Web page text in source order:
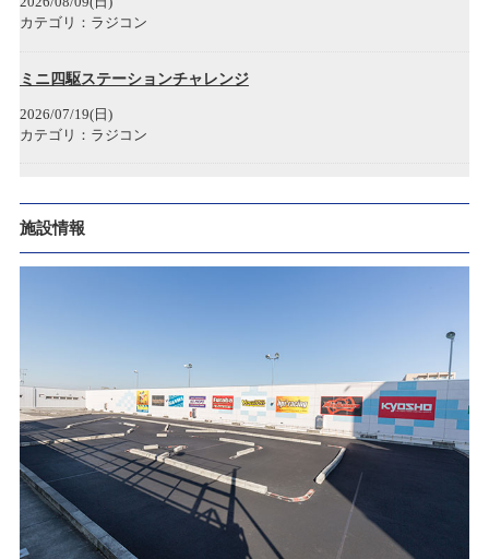
2022/11/22
お詫び
クルクル秋葉原店 臨時休業のお知らせ
2022/05/02
ゴールデンウィーク期間中の営業時間変更のお知らせ
2021/08/21
PCR検査陽性者発生のお知らせ
2021/08/04
PCR検査陽性者発生のお知らせ
カテゴリ：ラジコン
ミニ四駆ステーションチャレンジ
2026/07/19(日)
カテゴリ：ラジコン
2026/07/12(日)
ミニ四駆ステーション
2026/06/14(日)
カテゴリ：ラジコン
2026/06/07(日)
カテゴリ：ラジコン
施設情報